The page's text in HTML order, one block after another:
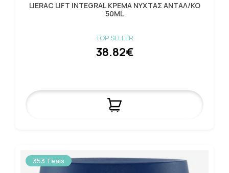
LIERAC LIFT INTEGRAL ΚΡΕΜΑ ΝΥΧΤΑΣ ΑΝΤΑΛ/ΚΟ
50ML
TOP SELLER
38.82€
353 Teals